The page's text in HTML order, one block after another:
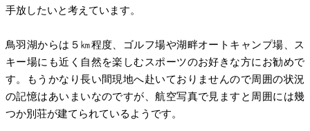
手放したいと考えています。
鳥羽湖からは５㎞程度、ゴルフ場や湖畔オートキャンプ場、ス
キー場にも近く自然を楽しむスポーツのお好きな方にお勧めで
す。もうかなり長い間現地へ赴いておりませんので周囲の状況
の記憶はあいまいなのですが、航空写真で見ますと周囲には幾
つか別荘が建てられているようです。